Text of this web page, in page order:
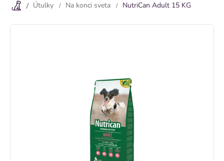
Útulky Na konci sveta NutriCan Adult 15 KG